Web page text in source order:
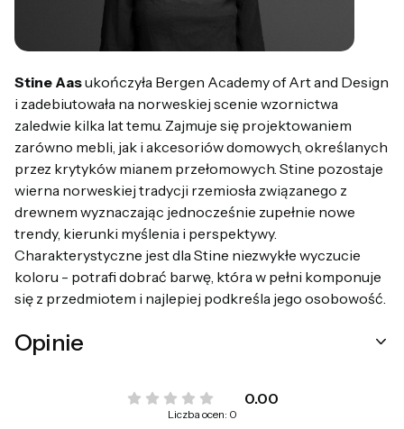
Stine Aasukończyła Bergen Academy of Art and Design
i zadebiutowała na norweskiej scenie wzornictwa
zaledwie kilka lat temu. Zajmuje się projektowaniem
zarówno mebli, jak i akcesoriów domowych, określanych
przez krytyków mianem przełomowych. Stine pozostaje
wierna norweskiej tradycji rzemiosła związanego z
drewnem wyznaczając jednocześnie zupełnie nowe
trendy, kierunki myślenia i perspektywy.
Charakterystyczne jest dla Stine niezwykłe wyczucie
koloru - potrafi dobrać barwę, która w pełni komponuje
się z przedmiotem i najlepiej podkreśla jego osobowość.
Opinie
0.00
Liczba ocen: 0